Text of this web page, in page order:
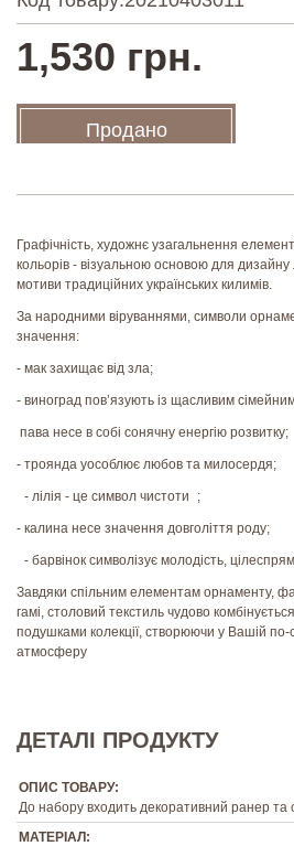
1,530 грн.
Продано
Графічність, художнє узагальнення
кольорів - візуальною основою для дизайну
мотиви традиційних українських килимів.
За народними віруваннями, символи
значення:
- мак захищає від зла;
- виноград пов’язують із щасливим
пава несе в собі сонячну енергію розвитку;
- троянда уособлює любов та милосердя;
- лілія - це символ чистоти ;
- калина несе значення довголіття роду;
- барвінок символізує молодість,
Завдяки спільним елементам орнаменту,
гамі, столовий текстиль чудово
подушками колекції, створюючи у Вашій по-
атмосферу
ДЕТАЛІ ПРОДУКТУ
ОПИС ТОВАРУ:
До набору входить декоративний ранер та
МАТЕРІАЛ: